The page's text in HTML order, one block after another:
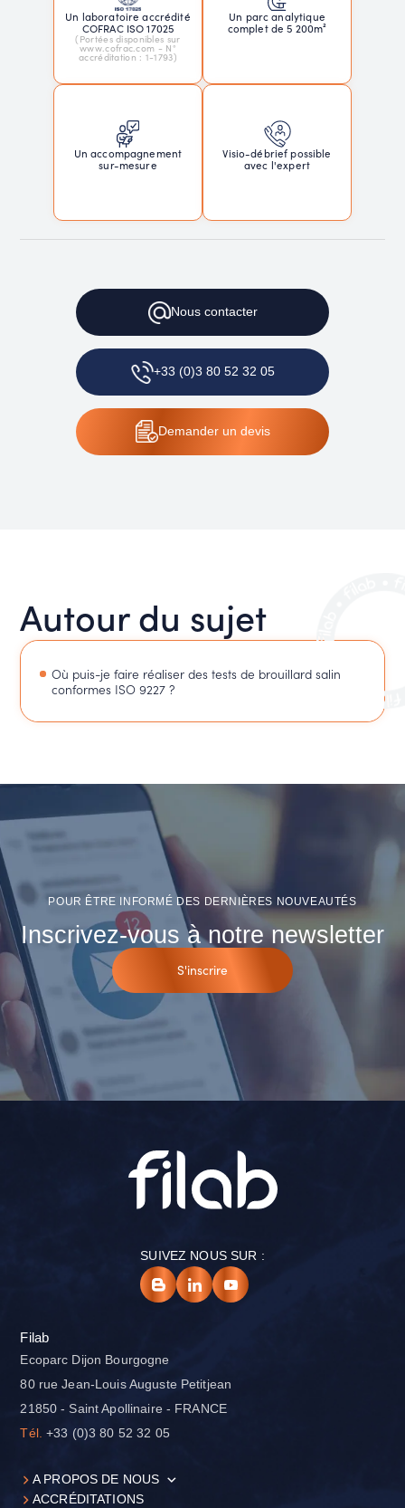
Un laboratoire accrédité
COFRAC ISO 17025
(Portées disponibles sur
www.cofrac.com - N°
accréditation : 1-1793)
Un parc analytique
complet de 5 200m²
Un accompagnement
sur-mesure
Visio-débrief possible
avec l'expert
Nouscontacter
+33 (0)3 80 52 32 05
Demanderun devis
Autour du sujet
Où puis-je faire réaliser des tests de brouillard salin
conformes ISO 9227 ?
POUR ÊTRE INFORMÉ DES DERNIÈRES NOUVEAUTÉS
Inscrivez-vous à notre newsletter
S'inscrire
SUIVEZ NOUS SUR :
Filab
Ecoparc Dijon Bourgogne
80 rue Jean-Louis Auguste Petitjean
21850 - Saint Apollinaire - FRANCE
Tél. +33 (0)3 80 52 32 05
A PROPOS DE NOUS
ACCRÉDITATIONS